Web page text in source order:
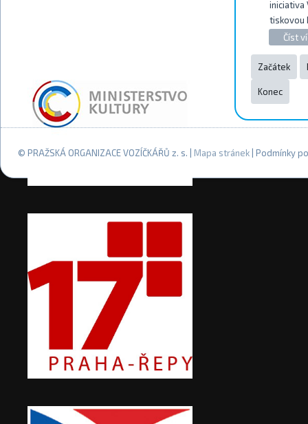
iniciativa
tiskovou
Číst
Začátek
Konec
© PRAŽSKÁ ORGANIZACE VOZÍČKÁŘŮ z. s. | Mapa stránek | Podmínky